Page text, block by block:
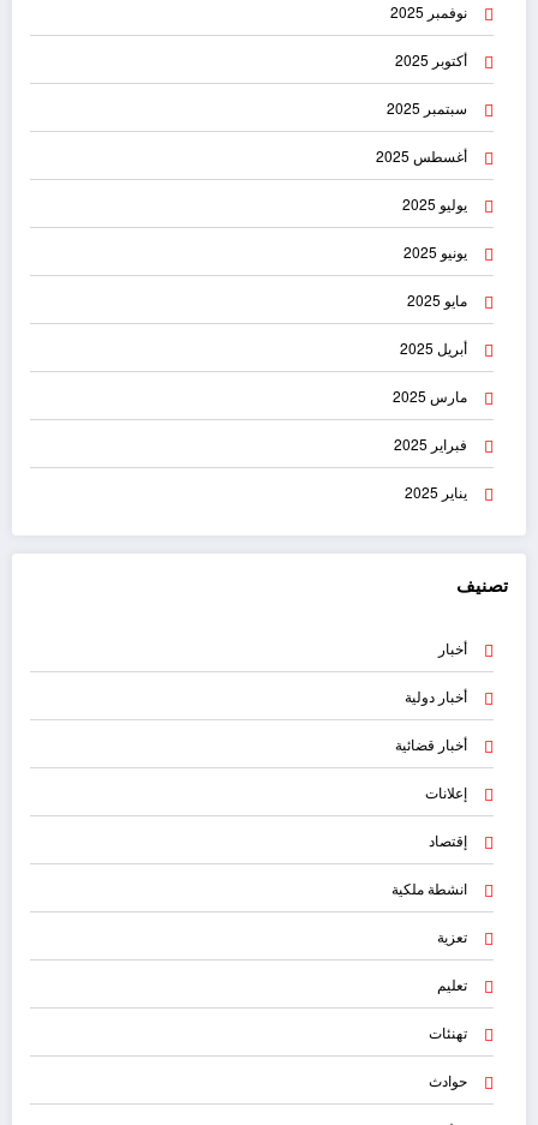
نوفمبر 2025
أكتوبر 2025
سبتمبر 2025
أغسطس 2025
يوليو 2025
يونيو 2025
مايو 2025
أبريل 2025
مارس 2025
فبراير 2025
يناير 2025
تصنيف
أخبار
أخبار دولية
أخبار قضائية
إعلانات
إقتصاد
انشطة ملكية
تعزية
تعليم
تهنئات
حوادث